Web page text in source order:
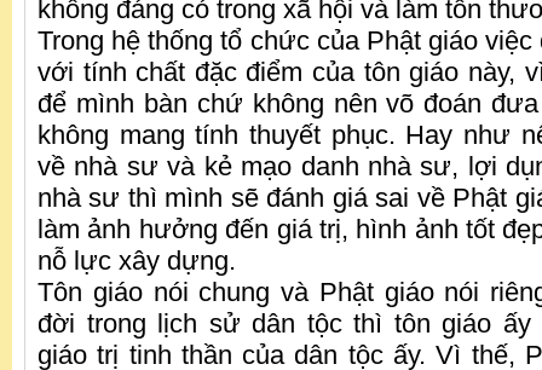
không đáng có trong xã hội và làm tổn
Trong hệ thống tổ chức của Phật giáo
với tính chất đặc điểm của tôn giáo này,
để mình bàn chứ không nên võ đoán
không mang tính thuyết phục. Hay như
về nhà sư và kẻ mạo danh nhà sư, lợi
nhà sư thì mình sẽ đánh giá sai về Phật
làm ảnh hưởng đến giá trị, hình ảnh tốt
nỗ lực xây dựng.
Tôn giáo nói chung và Phật giáo nói
đời trong lịch sử dân tộc thì tôn giáo
giáo trị tinh thần của dân tộc ấy. Vì thế,